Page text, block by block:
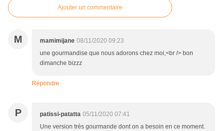
Ajouter un commentaire
M mamimijane 08/11/2020 09:23
une gourmandise que nous adorons chez moi,<br /> bon
dimanche bizzz
Répondre
P patissi-patatta 05/11/2020 07:41
Une version très gourmande dont on a besoin en ce moment.